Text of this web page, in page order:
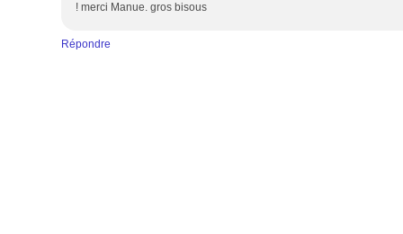
! merci Manue. gros bisous
Répondre